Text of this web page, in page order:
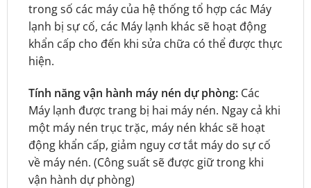
trong số các máy của hệ thống tổ hợp các Máy
lạnh bị sự cố, các Máy lạnh khác sẽ hoạt động
khẩn cấp cho đến khi sửa chữa có thể được thực
hiện.
Tính năng vận hành máy nén dự phòng:Các
Máy lạnh được trang bị hai máy nén. Ngay cả khi
một máy nén trục trặc, máy nén khác sẽ hoạt
động khẩn cấp, giảm nguy cơ tắt máy do sự cố
về máy nén. (Công suất sẽ được giữ trong khi
vận hành dự phòng)